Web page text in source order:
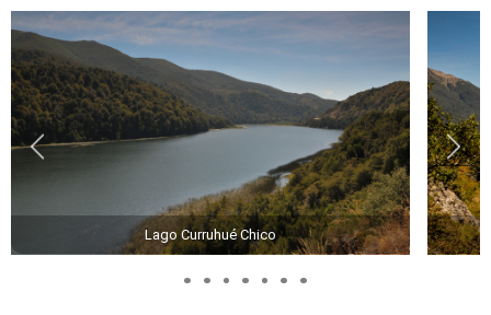
Lago Curruhué Chico